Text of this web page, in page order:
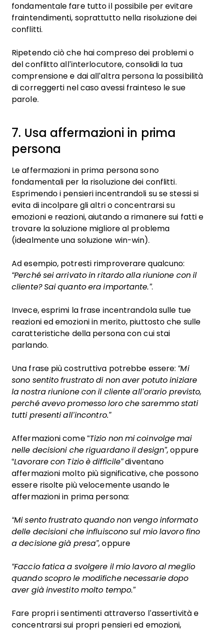
fondamentale fare tutto il possibile per evitare
fraintendimenti, soprattutto nella risoluzione dei
conflitti.
Ripetendo ciò che hai compreso dei problemi o
del conflitto all’interlocutore, consolidi la tua
comprensione e dai all’altra persona la possibilità
di correggerti nel caso avessi frainteso le sue
parole.
7. Usa affermazioni in prima
persona
Le affermazioni in prima persona sono
fondamentali per la risoluzione dei conflitti.
Esprimendo i pensieri incentrandoli su se stessi si
evita di incolpare gli altri o concentrarsi su
emozioni e reazioni, aiutando a rimanere sui fatti e
trovare la soluzione migliore al problema
(idealmente una soluzione win-win).
Ad esempio, potresti rimproverare qualcuno:
“Perché sei arrivato in ritardo alla riunione con il
cliente? Sai quanto era importante.”.
Invece, esprimi la frase incentrandola sulle tue
reazioni ed emozioni in merito, piuttosto che sulle
caratteristiche della persona con cui stai
parlando.
Una frase più costruttiva potrebbe essere: “Mi
sono sentito frustrato di non aver potuto iniziare
la nostra riunione con il cliente all’orario previsto,
perché avevo promesso loro che saremmo stati
tutti presenti all’incontro.”
Affermazioni come “Tizio non mi coinvolge mai
nelle decisioni che riguardano il design”, oppure
“Lavorare con Tizio è difficile”diventano
affermazioni molto più significative, che possono
essere risolte più velocemente usando le
affermazioni in prima persona:
“Mi sento frustrato quando non vengo informato
delle decisioni che influiscono sul mio lavoro fino
a decisione già presa”, oppure
“Faccio fatica a svolgere il mio lavoro al meglio
quando scopro le modifiche necessarie dopo
aver già investito molto tempo.”
Fare propri i sentimenti attraverso l’assertività e
concentrarsi sui propri pensieri ed emozioni,